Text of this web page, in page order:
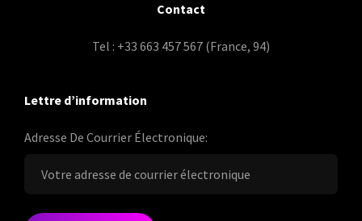
Contact
Tel : +33 663 457 567 (France, 94)
Lettre d’information
Adresse De Courrier Électronique: